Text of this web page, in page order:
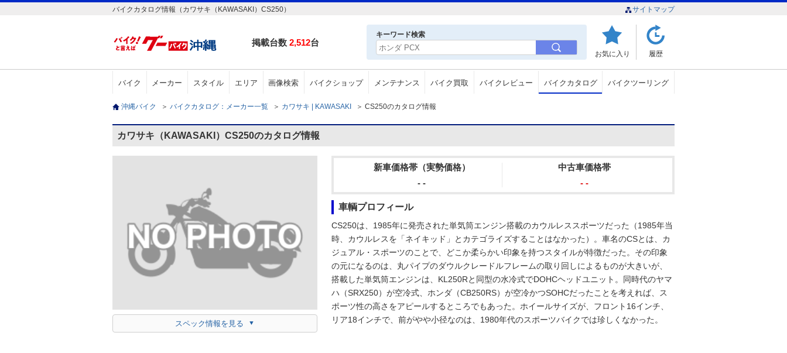
バイクカタログ情報（カワサキ（KAWASAKI）CS250） サイトマップ
掲載台数 2,512台
キーワード検索
お気に入り 履歴
バイク メーカー スタイル エリア 画像検索 バイクショップ メンテナンス バイク買取 バイクレビュー バイクカタログ バイクツーリング
沖縄バイク ＞ バイクカタログ：メーカー一覧 ＞ カワサキ | KAWASAKI ＞ CS250のカタログ情報
カワサキ（KAWASAKI）CS250のカタログ情報
スペック情報を見る
新車価格帯（実勢価格）
- -
中古車価格帯
- -
車輌プロフィール
CS250は、1985年に発売された単気筒エンジン搭載のカウルレススポーツだった（1985年当
時、カウルレスを「ネイキッド」とカテゴライズすることはなかった）。車名のCSとは、カ
ジュアル・スポーツのことで、どこか柔らかい印象を持つスタイルが特徴だった。その印象
の元になるのは、丸パイプのダウルクレードルフレームの取り回しによるものが大きいが、
搭載した単気筒エンジンは、KL250Rと同型の水冷式でDOHCヘッドユニット。同時代のヤマ
ハ（SRX250）が空冷式、ホンダ（CB250RS）が空冷かつSOHCだったことを考えれば、ス
ポーツ性の高さをアピールするところでもあった。ホイールサイズが、フロント16インチ、
リア18インチで、前がやや小径なのは、1980年代のスポーツバイクでは珍しくなかった。